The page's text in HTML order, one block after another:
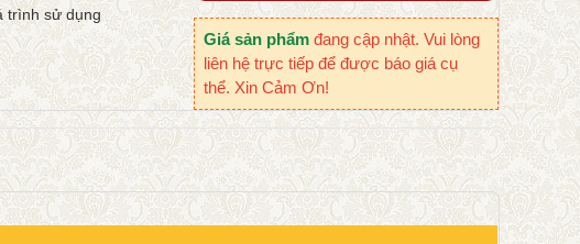
trình sử dụng
Giá sản phẩm đang cập nhật. Vui lòng
liên hệ trực tiếp để được báo giá cụ
thể. Xin Cảm Ơn!